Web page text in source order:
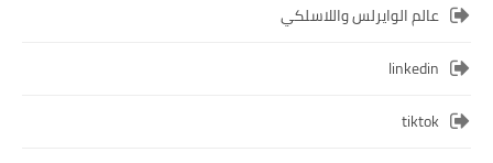
عالم الوايرلس واللاسلكي
linkedin
tiktok